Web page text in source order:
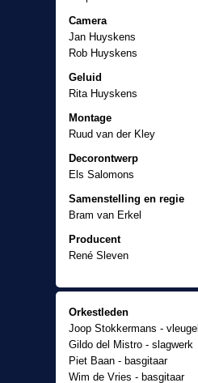
Camera
Jan Huyskens
Rob Huyskens
Geluid
Rita Huyskens
Montage
Ruud van der Kley
Decorontwerp
Els Salomons
Samenstelling en regie
Bram van Erkel
Producent
René Sleven
Orkestleden
Joop Stokkermans - vleugel
Gildo del Mistro - slagwerk
Piet Baan - basgitaar
Wim de Vries - basgitaar